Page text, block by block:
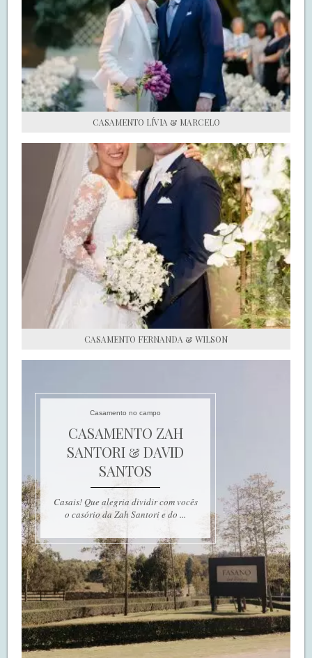
DE NOIVA PRA NOIVA
S.O.S CASADAS
FALE COM O SAY I DO
CASAMENTO LÍVIA & MARCELO
CASAMENTO FERNANDA & WILSON
Casamento no campo
CASAMENTO ZAH
SANTORI & DAVID
SANTOS
Casais! Que alegria dividir com vocês
o casório da Zah Santori e do ...